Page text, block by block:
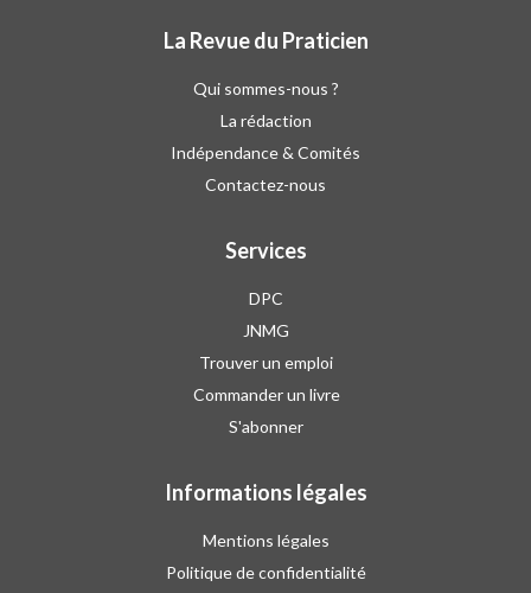
La Revue du Praticien
Qui sommes-nous ?
La rédaction
Indépendance & Comités
Contactez-nous
Services
DPC
JNMG
Trouver un emploi
Commander un livre
S'abonner
Informations légales
Mentions légales
Politique de confidentialité